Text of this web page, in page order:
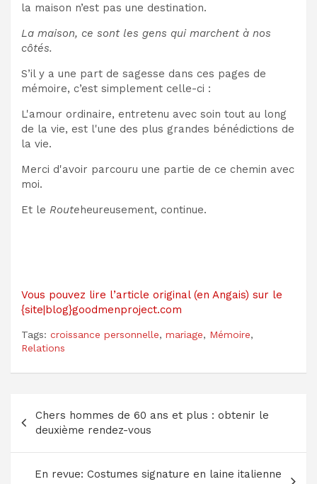
la maison n’est pas une destination.
La maison, ce sont les gens qui marchent à nos
côtés.
S’il y a une part de sagesse dans ces pages de
mémoire, c’est simplement celle-ci :
L'amour ordinaire, entretenu avec soin tout au long
de la vie, est l'une des plus grandes bénédictions de
la vie.
Merci d'avoir parcouru une partie de ce chemin avec
moi.
Et le Routeheureusement, continue.
Vous pouvez lire l’article original (en Angais) sur le
{site|blog}goodmenproject.com
Tags: croissance personnelle, mariage, Mémoire,
Relations
de
l’article
Chers hommes de 60 ans et plus : obtenir le
deuxième rendez-vous
En revue: Costumes signature en laine italienne